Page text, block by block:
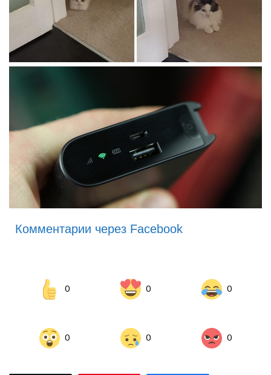
Комментарии через Facebook
0 0 0
0 0 0